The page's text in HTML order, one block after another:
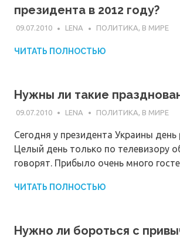
президента в 2012 году?
09.07.2010 LENA ПОЛИТИКА, В МИРЕ
ЧИТАТЬ ПОЛНОСТЬЮ
Нужны ли такие
09.07.2010 LENA ПОЛИТИКА, В МИРЕ
Сегодня у президента Украины
Целый день только по телевизору
говорят. Прибыло очень много
ЧИТАТЬ ПОЛНОСТЬЮ
Нужно ли бороться с